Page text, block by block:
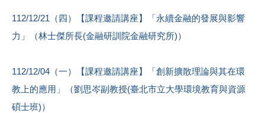
112/12/21（四）【課程邀請講座】「永續金融的發展與影響
力」（林士傑所長(金融研訓院金融研究所)）
112/12/04（一）【課程邀請講座】「創新擴散理論與其在環
教上的應用」（劉思岑副教授(臺北市立大學環境教育與資源
碩士班)）